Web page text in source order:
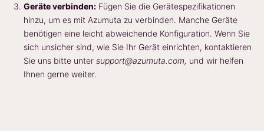
Geräte verbinden: Fügen Sie die Gerätespezifikationen
hinzu, um es mit Azumuta zu verbinden. Manche Geräte
benötigen eine leicht abweichende Konfiguration. Wenn Sie
sich unsicher sind, wie Sie Ihr Gerät einrichten, kontaktieren
Sie uns bitte unter support@azumuta.com, und wir helfen
Ihnen gerne weiter.